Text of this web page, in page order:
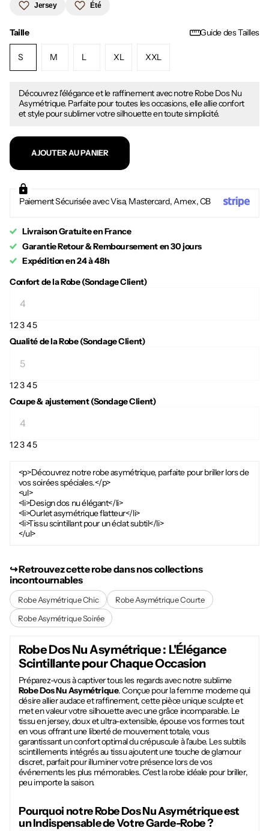
Jersey Été
Taille Guide des Tailles
S M L XL XXL
Découvrez l'élégance et le raffinement avec notre Robe Dos Nu
Asymétrique. Parfaite pour toutes les occasions, elle allie confort
et style pour sublimer votre silhouette en toute simplicité.
AJOUTER AU PANIER
Paiement Sécurisée avec Visa, Mastercard, Amex, CB
Livraison Gratuite en France
Garantie Retour & Remboursement en 30 jours
Expédition en 24 à 48h
Confort de la Robe (Sondage Client)
12345
Qualité de la Robe (Sondage Client)
12345
Coupe & ajustement (Sondage Client)
12345
<p>Découvrez notre robe asymétrique, parfaite pour briller lors de
vos soirées spéciales.</p>
<ul>
<li>Design dos nu élégant</li>
<li>Ourlet asymétrique flatteur</li>
<li>Tissu scintillant pour un éclat subtil</li>
</ul>
↪︎ Retrouvez cette robe dans nos collections
incontournables
Robe Asymétrique Chic
Robe Asymétrique Courte
Robe Asymétrique Soirée
Robe Dos Nu Asymétrique: L'Élégance
Scintillante pour Chaque Occasion
Préparez-vous à captiver tous les regards avec notre sublime
Robe Dos Nu Asymétrique. Conçue pour la femme moderne qui
désire allier audace et raffinement, cette pièce unique sculpte et
met en valeur votre silhouette avec une grâce incomparable. Le
tissu en jersey, doux et ultra-extensible, épouse vos formes tout
en vous offrant une liberté de mouvement totale, vous
garantissant un confort optimal du crépuscule à l'aube. Les subtils
scintillements intégrés au tissu ajoutent une touche de glamour
discret, parfait pour illuminer votre présence lors de vos
événements les plus mémorables. C'est la robe idéale pour briller,
peu importe la saison.
Pourquoi notreRobe Dos Nu Asymétriqueest
un Indispensable de Votre Garde-Robe ?